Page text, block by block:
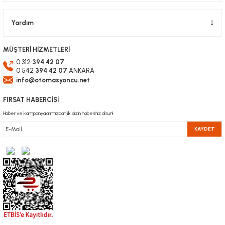
Yardım
MÜŞTERİ HİZMETLERİ
0 312 394 42 07
0 542 394 42 07 ANKARA
info@otomasyoncu.net
FIRSAT HABERCİSİ
Haber ve kampanyalarımızdan ilk sizin haberiniz olsun!
KAYDET